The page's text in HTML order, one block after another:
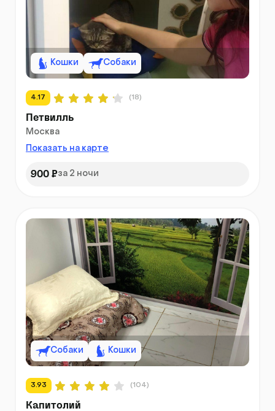
Кошки Собаки
4.17 (18)
Петвилль
Москва
Показать на карте
900 ₽за 2 ночи
Собаки Кошки
3.93 (104)
Капитолий